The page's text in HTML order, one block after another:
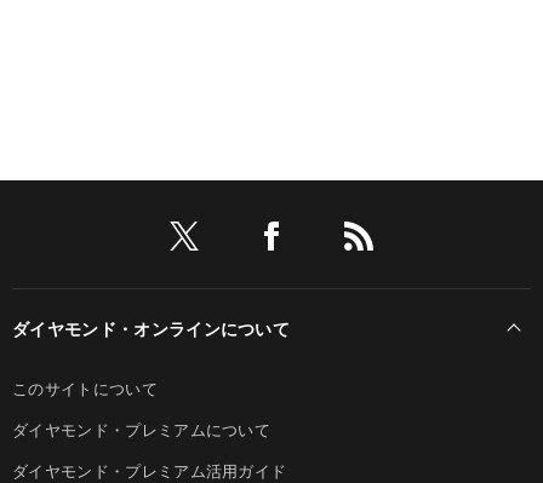
ダイヤモンド・オンラインについて
このサイトについて
ダイヤモンド・プレミアムについて
ダイヤモンド・プレミアム活用ガイド